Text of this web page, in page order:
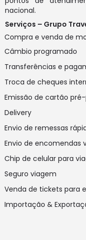
nacional.
Serviços – Grupo
Compra e venda de
Câmbio programado
Transferências e
Troca de cheques
Emissão de cartão
Delivery
Envio de remessas
Envio de encomendas
Chip de celular para
Seguro viagem
Venda de tickets para
Importação &